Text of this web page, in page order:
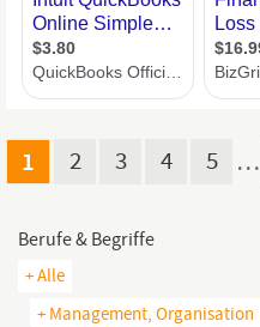
1 2 3 4 5 …
Berufe & Begriffe
+ Alle
+ Management, Organisation